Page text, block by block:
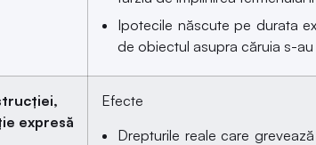
Ipotecile născute pe durata
de obiectul asupra căruia s-
expresă
Efecte
Drepturile reale care